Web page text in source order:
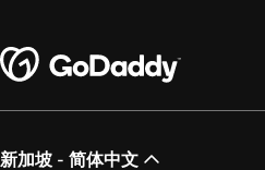
新加坡 - 简体中文